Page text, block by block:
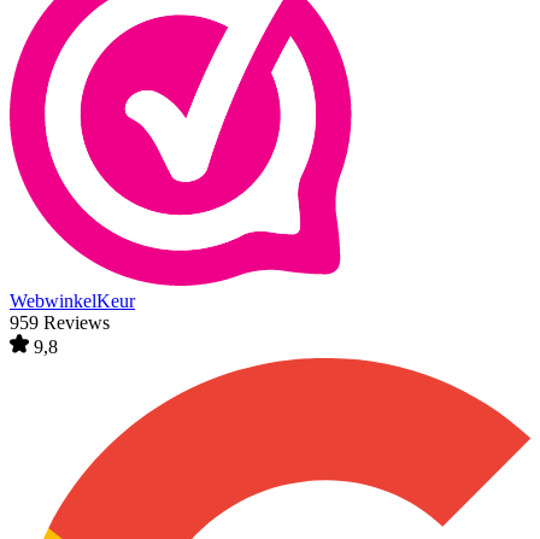
WebwinkelKeur
959 Reviews
9,8